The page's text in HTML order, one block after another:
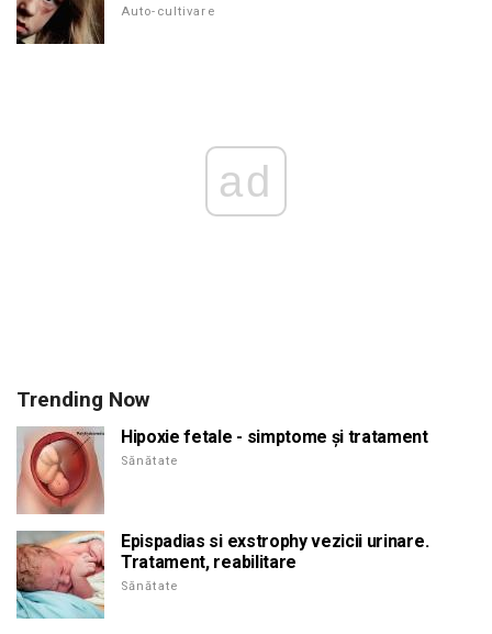
Auto-cultivare
ad
Trending Now
Hipoxie fetale - simptome și tratament
Sănătate
Epispadias si exstrophy vezicii urinare.
Tratament, reabilitare
Sănătate